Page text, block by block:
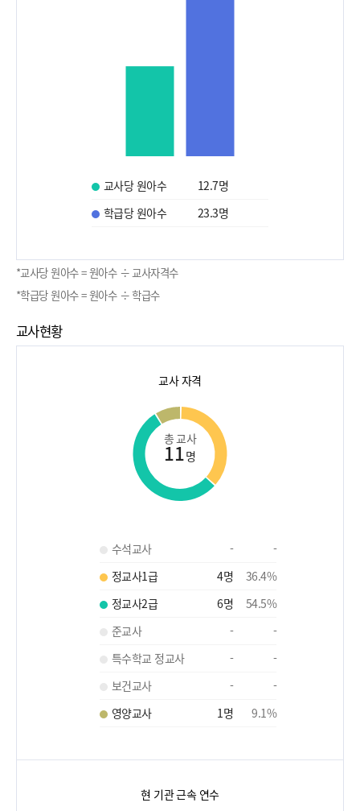
교사당 원아수 12.7명
학급당 원아수
23.3명
*교사당 원아수 = 원아수 ÷ 교사자격수
*학급당 원아수 = 원아수 ÷ 학급수
교사현황
교사 자격
총 교사
11명
수석교사 -
-
정교사1급
4명 36.4%
정교사2급
6명 54.5%
준교사
-
-
특수학교 정교사
-
-
보건교사
-
-
영양교사
1명 9.1%
현 기관 근속 연수